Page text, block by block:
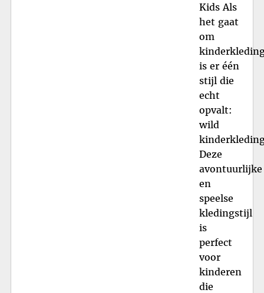
Kids Als
het gaat
om
is er één
stijl die
echt
opvalt:
wild
Deze
avontuurlijke
en
speelse
kledingstijl
is
perfect
voor
kinderen
die